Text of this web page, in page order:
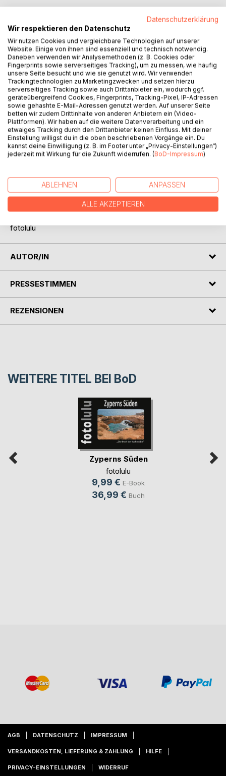
BESCHREIBUNG
"Lass Bilder sprechen." Getreu diesem Motto habe ich die
Fotos weder beschrieben noch mit Ortsangaben versehen.
Es geht nicht darum was der Fotograf gesehen hat,
sondern um die Wirkung auf den Betrachter. Ich möchte
Sie in ferne Welten verführen, ohne ihre Phantasie und
Interpretation zu beeinflussen.
Ich möchte, dass Sie die Welt mit ihren Augen sehen.
Genießen Sie die eingefangenen Momente und starten Sie
ihre Reise durch Ecuadors Pflanzenwelt.
fotolulu
AUTOR/IN
PRESSESTIMMEN
REZENSIONEN
WEITERE TITEL BEI BoD
Zyperns Süden
fotolulu
9,99 € E-Book
36,99 € Buch
AGB DATENSCHUTZ IMPRESSUM
VERSANDKOSTEN, LIEFERUNG & ZAHLUNG HILFE
PRIVACY-EINSTELLUNGEN WIDERRUF
Datenschutzerklärung
Wir respektieren den Datenschutz
Wir nutzen Cookies und vergleichbare Technologien auf unserer
Website. Einige von ihnen sind essenziell und technisch notwendig.
Daneben verwenden wir Analysemethoden (z. B. Cookies oder
Fingerprints sowie serverseitiges Tracking), um zu messen, wie häufig
unsere Seite besucht und wie sie genutzt wird. Wir verwenden
Trackingtechnologien zu Marketingzwecken und setzen hierzu
serverseitiges Tracking sowie auch Drittanbieter ein, wodurch ggf.
geräteübergreifend Cookies, Fingerprints, Tracking-Pixel, IP-Adressen
sowie gehashte E-Mail-Adressen genutzt werden. Auf unserer Seite
betten wir zudem Drittinhalte von anderen Anbietern ein (Video-
Plattformen). Wir haben auf die weitere Datenverarbeitung und ein
etwaiges Tracking durch den Drittanbieter keinen Einfluss. Mit deiner
Einstellung willigst du in die oben beschriebenen Vorgänge ein. Du
kannst deine Einwilligung (z. B. im Footer unter „Privacy-Einstellungen“)
jederzeit mit Wirkung für die Zukunft widerrufen. (BoD-Impressum)
ABLEHNEN ANPASSEN
ALLE AKZEPTIEREN